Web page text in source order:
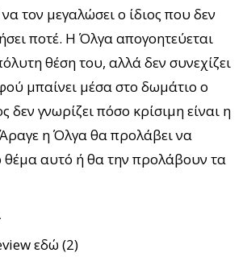
τον μεγαλώσει ο ίδιος που δεν
ποτέ. Η Όλγα απογοητεύεται
θέση του, αλλά δεν συνεχίζει
μπαίνει μέσα στο δωμάτιο ο
δεν γνωρίζει πόσο κρίσιμη είναι η
η Όλγα θα προλάβει να
θέμα αυτό ή θα την προλάβουν τα
εδώ (2)